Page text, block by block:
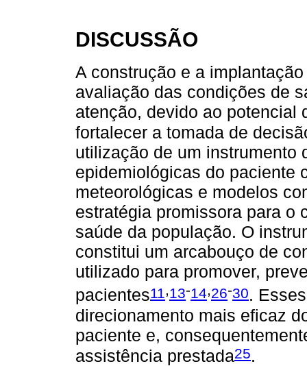
DISCUSSÃO
A construção e a
avaliação das condições de
atenção, devido ao potencial
fortalecer a tomada de
utilização de um instrumento
epidemiológicas do paciente
meteorológicas e modelos
estratégia promissora para o
saúde da população. O
constitui um arcabouço de
utilizado para promover,
pacientes11 ,13-14,26-30.
direcionamento mais eficaz
paciente e,
assistência prestada25.